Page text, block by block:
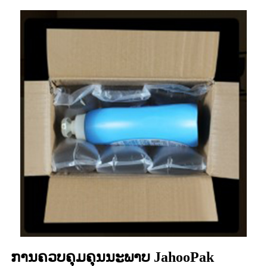
ການຄວບຄຸມຄຸນນະພາບ JahooPak